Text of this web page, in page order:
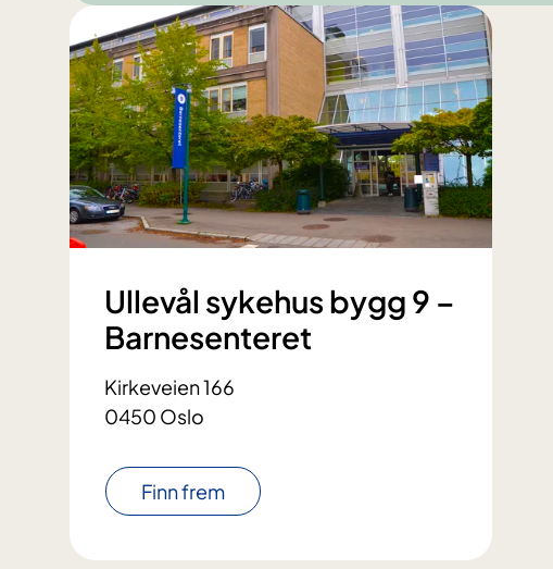
Ullevål sykehus bygg 9 –
Barnesenteret
Kirkeveien 166
0450 Oslo
Finn frem